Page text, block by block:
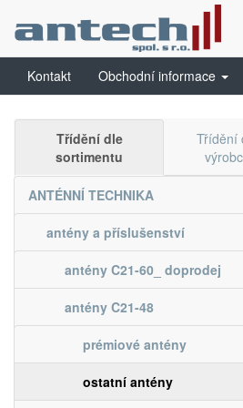
Kontakt Obchodní informace
Třídění dle
sortimentu
Třídění
ANTÉNNÍ TECHNIKA
antény a příslušenství
antény C21-60_ doprodej
antény C21-48
prémiové antény
ostatní antény